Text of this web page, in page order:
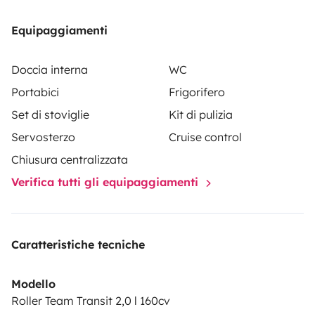
Equipaggiamenti
Doccia interna
WC
Portabici
Frigorifero
Set di stoviglie
Kit di pulizia
Servosterzo
Cruise control
Chiusura centralizzata
Verifica tutti gli equipaggiamenti
Caratteristiche tecniche
Modello
Roller Team Transit 2,0 l 160cv